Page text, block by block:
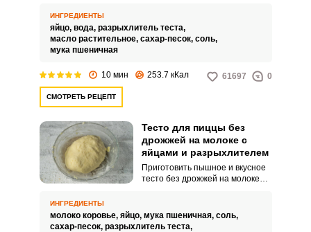
предполагает использование
воды, разрыхлителя и яйца.
ИНГРЕДИЕНТЫ
яйцо, вода, разрыхлитель теста,
масло растительное, сахар-песок, соль,
мука пшеничная
10 мин 253.7 кКал 61697 0
СМОТРЕТЬ РЕЦЕПТ
Тесто для пиццы без
дрожжей на молоке с
яйцами и разрыхлителем
Приготовить пышное и вкусное
тесто без дрожжей на молоке?
выйдет не хуже, чем на опаре.
Такая заготовка станет
ИНГРЕДИЕНТЫ
молоко коровье, яйцо, мука пшеничная, соль,
сахар-песок, разрыхлитель теста,